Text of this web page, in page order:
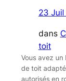
23
dans
toit
Vous avez
de toit
autorisés en